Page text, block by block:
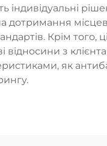
дотримання
Крім того,
з
як